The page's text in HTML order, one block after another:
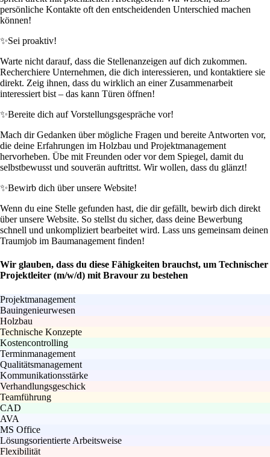
persönliche Kontakte oft den entscheidenden Unterschied machen
können!
✨Sei proaktiv!
Warte nicht darauf, dass die Stellenanzeigen auf dich zukommen.
Recherchiere Unternehmen, die dich interessieren, und kontaktiere sie
direkt. Zeig ihnen, dass du wirklich an einer Zusammenarbeit
interessiert bist – das kann Türen öffnen!
✨Bereite dich auf Vorstellungsgespräche vor!
Mach dir Gedanken über mögliche Fragen und bereite Antworten vor,
die deine Erfahrungen im Holzbau und Projektmanagement
hervorheben. Übe mit Freunden oder vor dem Spiegel, damit du
selbstbewusst und souverän auftrittst. Wir wollen, dass du glänzt!
✨Bewirb dich über unsere Website!
Wenn du eine Stelle gefunden hast, die dir gefällt, bewirb dich direkt
über unsere Website. So stellst du sicher, dass deine Bewerbung
schnell und unkompliziert bearbeitet wird. Lass uns gemeinsam deinen
Traumjob im Baumanagement finden!
Wir glauben, dass du diese Fähigkeiten brauchst, um Technischer
Projektleiter (m/w/d) mit Bravour zu bestehen
Projektmanagement
Bauingenieurwesen
Holzbau
Technische Konzepte
Kostencontrolling
Terminmanagement
Qualitätsmanagement
Kommunikationsstärke
Verhandlungsgeschick
Teamführung
CAD
AVA
MS Office
Lösungsorientierte Arbeitsweise
Flexibilität